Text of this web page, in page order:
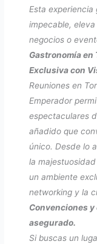
Esta
impecable,
negocios o
Gastronomía en
Exclusiva con
Reuniones en
Emperador
espectaculares
añadido que
único. Desde lo
la
un ambiente
networking y la
Convenciones y
asegurado.
Si buscas un